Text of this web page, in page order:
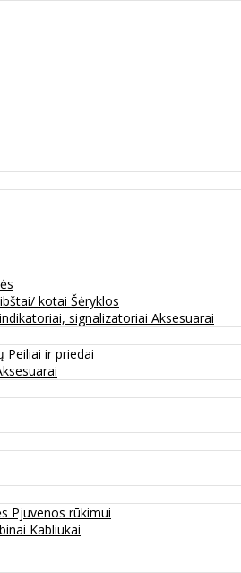
kotai Šėryklos
signalizatoriai Aksesuarai
Peiliai ir priedai
Pjuvenos rūkimui
Kabliukai